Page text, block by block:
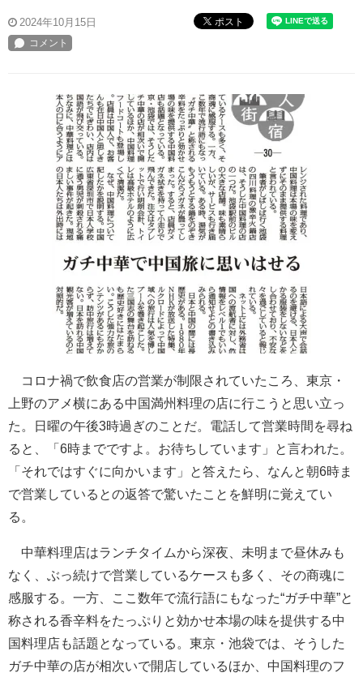
2024年10月15日 ポスト
コロナ禍で飲食店の営業が制限されていたころ、東京・
上野のアメ横にある中国満州料理の店に行こうと思い立っ
た。日曜の午後3時過ぎのことだ。電話して営業時間を尋ね
ると、「6時までですよ。お待ちしています」と言われた。
「それではすぐに向かいます」と答えたら、なんと朝6時ま
で営業しているとの返答で驚いたことを鮮明に覚えてい
る。
中華料理店はランチタイムから深夜、未明まで昼休みも
なく、ぶっ続けで営業しているケースも多く、その商魂に
感服する。一方、ここ数年で流行語にもなった“ガチ中華”と
称される香辛料をたっぷりと効かせ本場の味を提供する中
国料理店も話題となっている。東京・池袋では、そうした
ガチ中華の店が相次いで開店しているほか、中国料理のフ